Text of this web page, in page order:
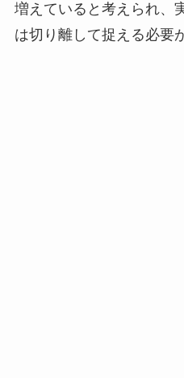
増えていると考えられ、
は切り離して捉える必要